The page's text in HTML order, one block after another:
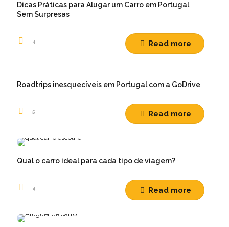
Dicas Práticas para Alugar um Carro em Portugal
Sem Surpresas
4 Read more
Roadtrips inesquecíveis em Portugal com a GoDrive
5 Read more
Qual o carro ideal para cada tipo de viagem?
4 Read more